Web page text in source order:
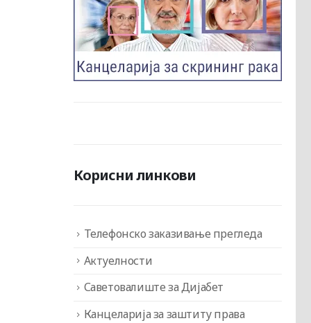
Корисни линкови
Телефонско заказивање прегледа
Актуелности
Саветовалиште за Дијабет
Канцеларија за заштиту права